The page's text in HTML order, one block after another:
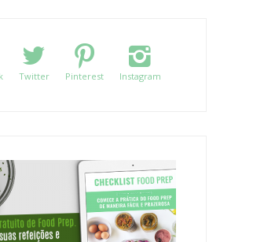
Twitter Pinterest Instagram